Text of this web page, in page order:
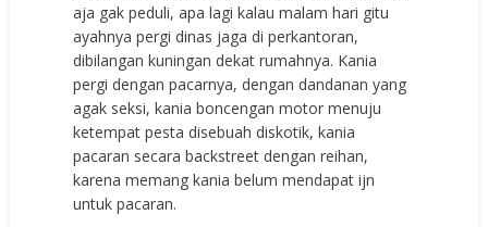
aja gak peduli, apa lagi kalau malam hari gitu
ayahnya pergi dinas jaga di perkantoran,
dibilangan kuningan dekat rumahnya. Kania
pergi dengan pacarnya, dengan dandanan yang
agak seksi, kania boncengan motor menuju
ketempat pesta disebuah diskotik, kania
pacaran secara backstreet dengan reihan,
karena memang kania belum mendapat ijn
untuk pacaran.